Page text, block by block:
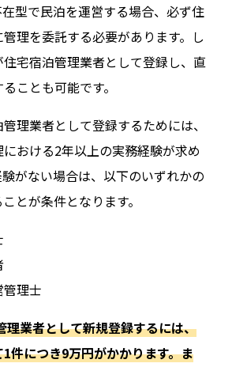
型で民泊を運営する場合、必ず住
理を委託する必要があります。し
宅宿泊管理業者として登録し、直
ことも可能です。
理業者として登録するためには、
おける2年以上の実務経験が求め
がない場合は、以下のいずれかの
とが条件となります。
管理士
理業者として新規登録するには、
件につき9万円がかかります。ま